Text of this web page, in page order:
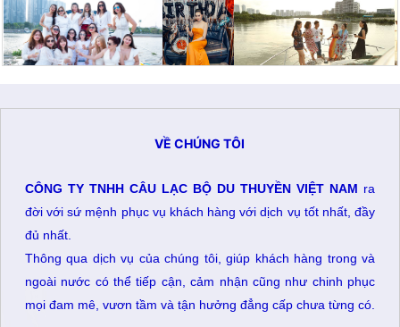
VỀ CHÚNG TÔI
CÔNG TY TNHH CÂU LẠC BỘ DU THUYỀN VIỆT NAM ra
đời với sứ mệnh phục vụ khách hàng với dịch vụ tốt nhất, đầy
đủ nhất.
Thông qua dịch vụ của chúng tôi, giúp khách hàng trong và
ngoài nước có thể tiếp cận, cảm nhận cũng như chinh phục
mọi đam mê, vươn tầm và tận hưởng đẳng cấp chưa từng có.